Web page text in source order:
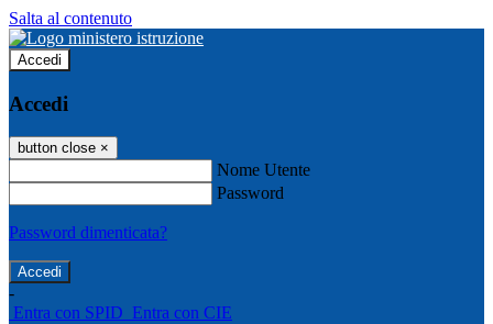
Salta al contenuto
Accedi
Accedi
button close ×
Nome Utente
Password
Password dimenticata?
-
Entra con SPID Entra con CIE